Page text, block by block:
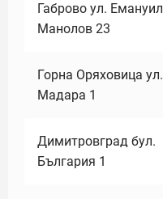
Габрово ул. Емануил
Манолов 23
Горна Оряховица ул.
Мадара 1
Димитровград бул.
България 1